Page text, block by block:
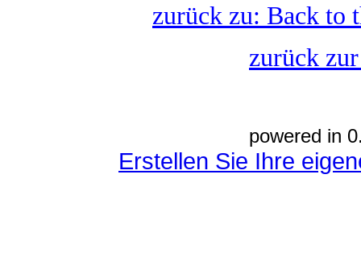
zurück zu: Back to
zurück
powered in
Erstellen Sie Ihre